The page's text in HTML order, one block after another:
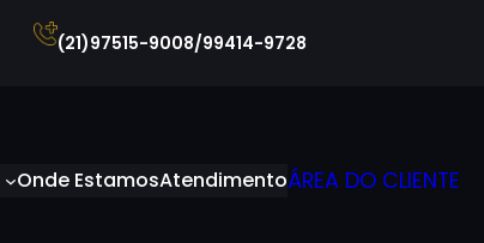
(21)97515-9008/99414-9728
Onde EstamosAtendimentoÁREA DO CLIENTE